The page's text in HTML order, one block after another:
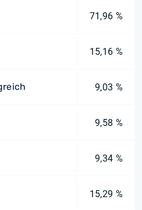
71,96 %
15,16 %
9,03 %
9,58 %
9,34 %
15,29 %